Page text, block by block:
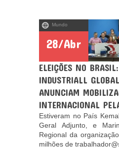
Mundo
28/Abr
ELEIÇÕES NO
INDUSTRIALL
ANUNCIAM
INTERNACIONAL
Estiveram no País
Geral Adjunto, e
Regional da
milhões de